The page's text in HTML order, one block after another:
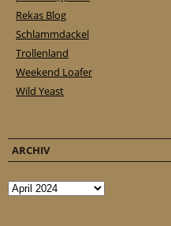
Rekas Blog
Schlammdackel
Trollenland
Weekend Loafer
Wild Yeast
ARCHIV
Archiv